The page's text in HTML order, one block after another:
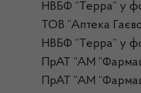
НВБФ “Терра” у
ТОВ “Аптека
НВБФ “Терра” у
ПрАТ “АМ
ПрАТ “АМ